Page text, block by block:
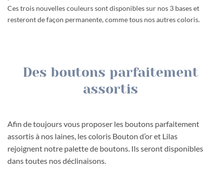
Ces trois nouvelles couleurs sont disponibles sur nos 3 bases et
resteront de façon permanente, comme tous nos autres coloris.
Des boutons parfaitement
assortis
Afin de toujours vous proposer les boutons parfaitement
assortis à nos laines, les coloris Bouton d’or et Lilas
rejoignent notre palette de boutons. Ils seront disponibles
dans toutes nos déclinaisons.